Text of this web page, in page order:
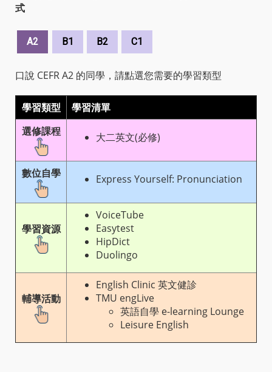
式
A2 B1 B2 C1
口說 CEFR A2 的同學，請點選您需要的學習類型
學習類型
學習清單
選修課程
大二英文(必修)
數位自學 Express Yourself: Pronunciation
學習資源
VoiceTube
Easytest
HipDict
Duolingo
輔導活動
English Clinic 英文健診
TMU engLive
英語自學 e-learning Lounge
Leisure English